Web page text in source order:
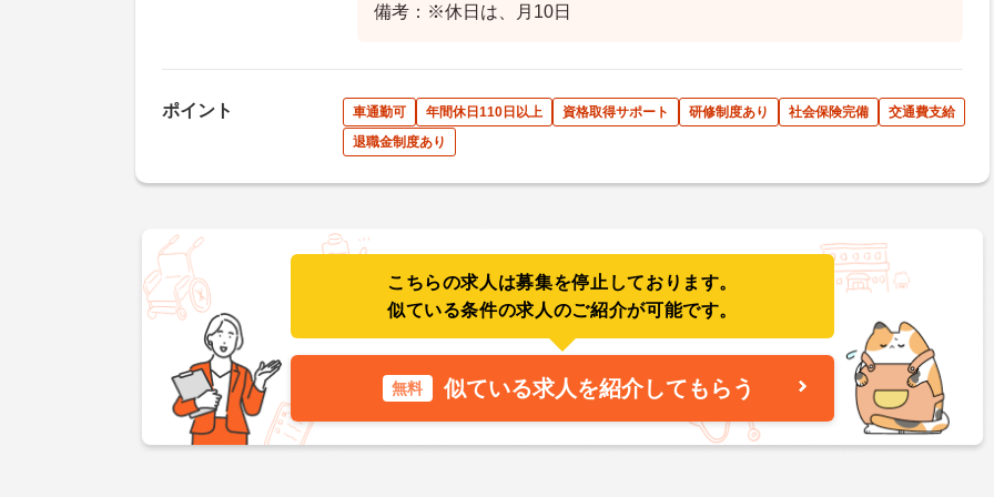
備考：※休日は、月10日
ポイント 車通勤可 年間休日110日以上 資格取得サポート 研修制度あり 社会保険完備
交通費支給
退職金制度あり
こちらの求人は募集を停止しております。
似ている条件の求人のご紹介が可能です。
無料 似ている求人を紹介してもらう